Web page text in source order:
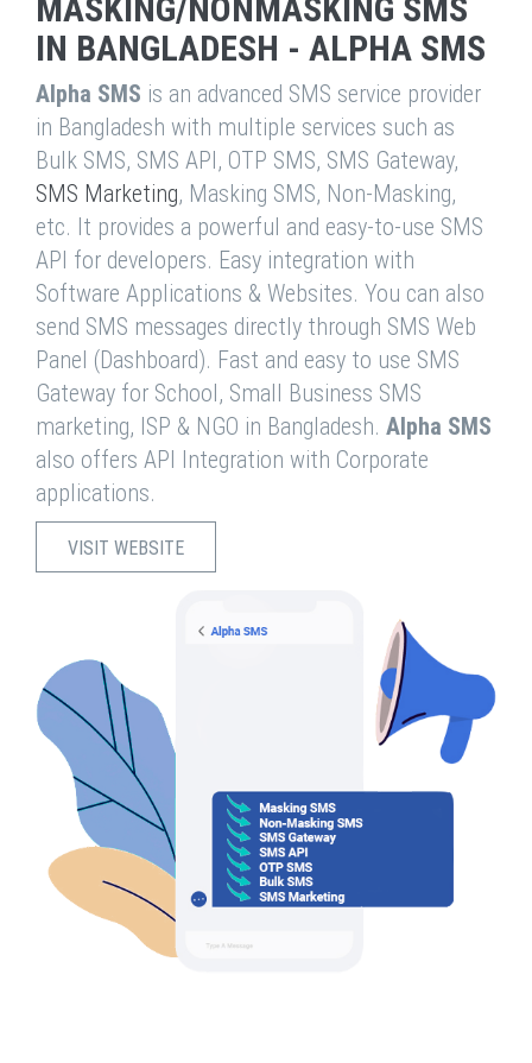
MASKING/NONMASKING SMS
IN BANGLADESH - ALPHA SMS
Alpha SMS is an advanced SMS service provider
in Bangladesh with multiple services such as
Bulk SMS, SMS API, OTP SMS, SMS Gateway,
SMS Marketing, Masking SMS, Non-Masking,
etc. It provides a powerful and easy-to-use SMS
API for developers. Easy integration with
Software Applications & Websites. You can also
send SMS messages directly through SMS Web
Panel (Dashboard). Fast and easy to use SMS
Gateway for School, Small Business SMS
marketing, ISP & NGO in Bangladesh. Alpha SMS
also offers API Integration with Corporate
applications.
VISIT WEBSITE